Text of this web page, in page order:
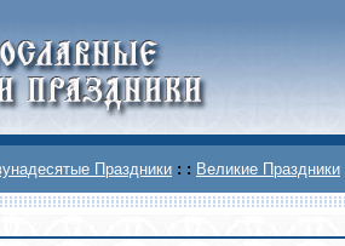
Праздники : : Великие Праздники